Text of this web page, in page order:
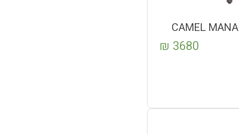
CAMEL
3680
₪